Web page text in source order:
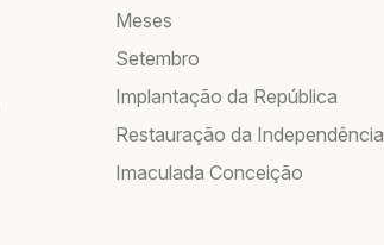
Meses
Setembro
Implantação da República
Restauração da Independência
Imaculada Conceição